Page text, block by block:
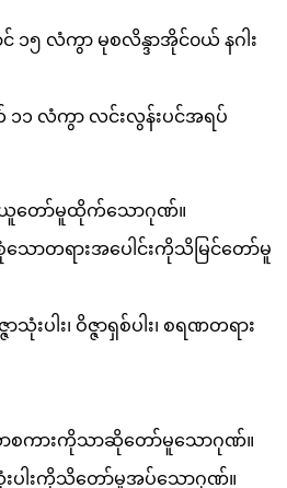
၁၅ လံကွာ မုစလိန္ဒာအိုင်၀ယ် နဂါး
၁၁ လံကွာ လင်းလွန်းပင်အရပ်
ယူတော်မူထိုက်သောဂုဏ်။
စုံသောတရားအပေါင်းကိုသိမြင်တော်မူ
ာသုံးပါး၊ ဝိဇ္ဇာရှစ်ပါး၊ စရဏတရား
ာစကားကိုသာဆိုတော်မူသောဂုဏ်။
ပါးကိုသိတော်မူအပ်သောဂုဏ်။